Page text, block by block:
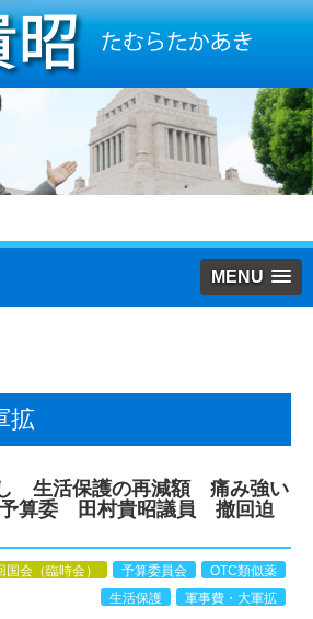
MENU
拡
生活保護の再減額 痛み強い
予算委 田村貴昭議員 撤回迫
国会（臨時会） 予算委員会
OTC類似薬
生活保護
軍事費・大軍拡